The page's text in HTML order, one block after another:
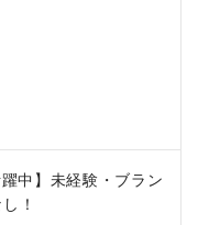
躍中】未経験・ブラン
！